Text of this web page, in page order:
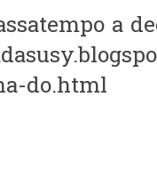
a
do.html